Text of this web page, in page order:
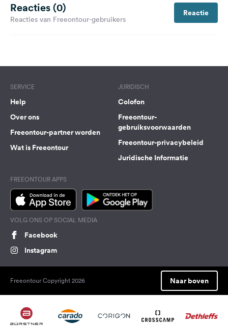
Reacties (0)
Reacties van Freeontour-gebruikers
Reactie
SERVICE
Help
Over ons
Freeontour-partner worden
Wat is Freeontour
JURIDISCH
Colofon
Freeontour-
gebruiksvoorwaarden
Freeontour-privacybeleid
Juridische Informatie
FREEONTOUR APPS
VOLG ONS OP SOCIAL MEDIA
Facebook
Instagram
Freeontour Copyright 2026 Naar boven